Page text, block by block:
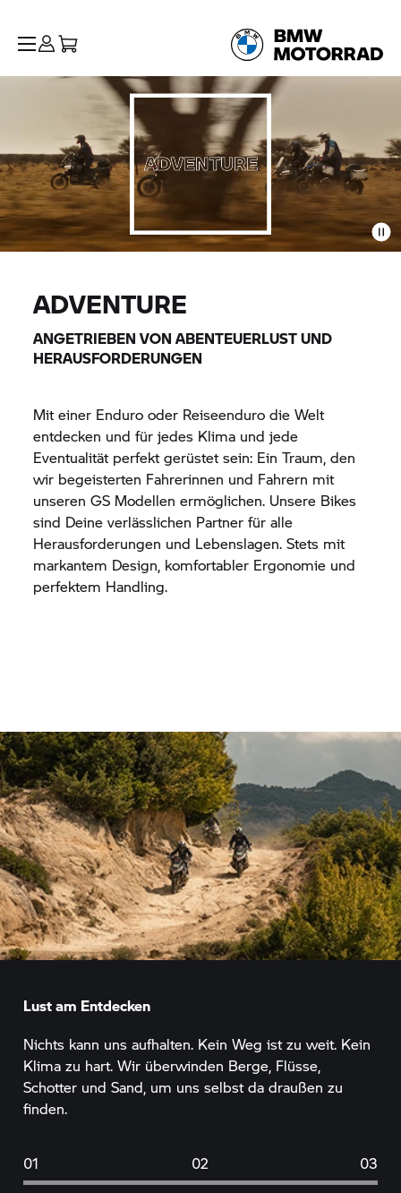
ADVENTURE
ANGETRIEBEN VON ABENTEUERLUST UND
HERAUSFORDERUNGEN
Mit einer Enduro oder Reiseenduro die Welt
entdecken und für jedes Klima und jede
Eventualität perfekt gerüstet sein: Ein Traum, den
wir begeisterten Fahrerinnen und Fahrern mit
unseren GS Modellen ermöglichen. Unsere Bikes
sind Deine verlässlichen Partner für alle
Herausforderungen und Lebenslagen. Stets mit
markantem Design, komfortabler Ergonomie und
perfektem Handling.
Lust am Entdecken
Nichts kann uns aufhalten. Kein Weg ist zu weit. Kein
Klima zu hart. Wir überwinden Berge, Flüsse,
Schotter und Sand, um uns selbst da draußen zu
finden.
01 02 03